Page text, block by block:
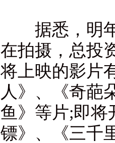
据悉，明年
在拍摄，总投
将上映的影片
人》、《奇葩
鱼》等片;即将
镖》、《三千